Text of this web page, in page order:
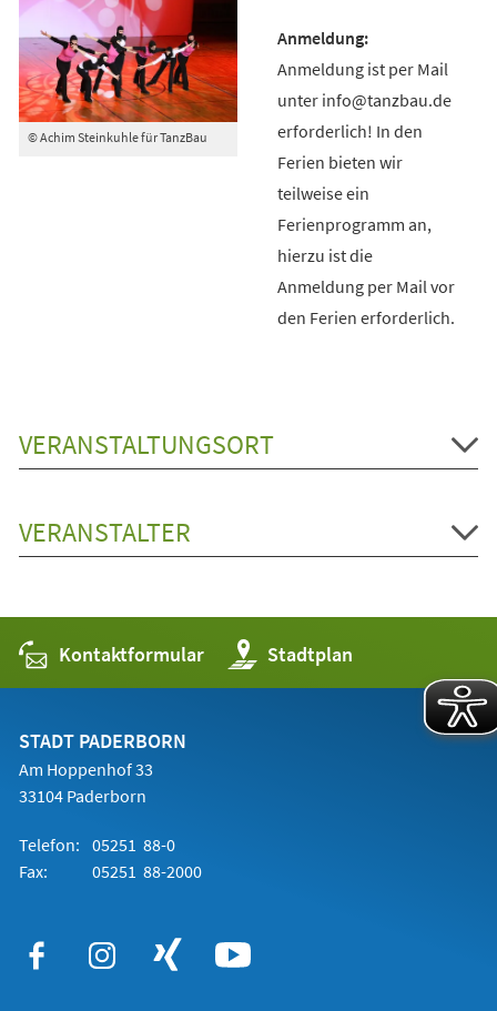
© Achim Steinkuhle für TanzBau
Anmeldung ist per Mail
unter info@tanzbau.de
erforderlich! In den
Ferien bieten wir
teilweise ein
Ferienprogramm an,
hierzu ist die
Anmeldung per Mail vor
den Ferien erforderlich.
VERANSTALTUNGSORT
VERANSTALTER
Kontaktformular Stadtplan
(Öffnet
in
einem
STADT PADERBORN
Am Hoppenhof 33
33104 Paderborn
Telefon: 05251 88-0
Fax:
05251 88-2000